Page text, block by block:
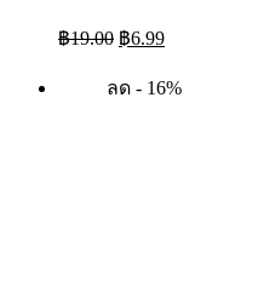
฿19.00 Original
price
฿6.99Current
price
ลด - 16%